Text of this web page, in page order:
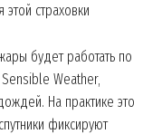
страховки
будет работать по
Sensible Weather,
На практике это
фиксируют